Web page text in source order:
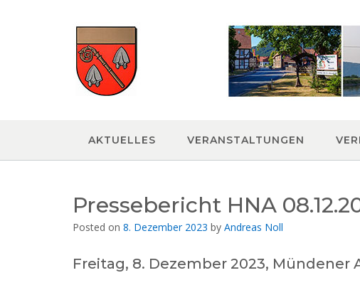
AKTUELLES VERANSTALTUNGEN
Pressebericht HNA
Posted on 8. Dezember 2023 by Andreas Noll
Freitag, 8. Dezember 2023, Mündener